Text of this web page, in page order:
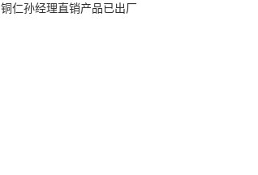
铜仁孙经理直销产品已出厂